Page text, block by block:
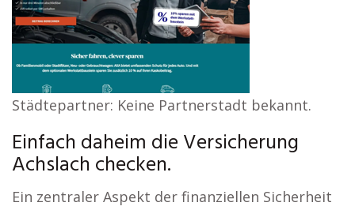
Städtepartner: Keine Partnerstadt bekannt.
Einfach daheim die Versicherung
Achslach checken.
Ein zentraler Aspekt der finanziellen Sicherheit